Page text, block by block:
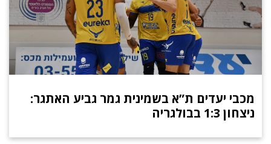
מכבי יעדים ת”א בשמינית גמר גביע האתגר:
ניצחון 1:3 בבולגריה